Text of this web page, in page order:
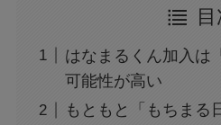
はなまるくん加入は
可能性が高い
もともと「もちまる